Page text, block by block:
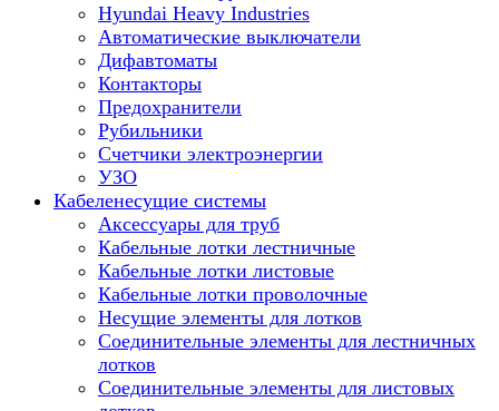
Hyundai Heavy Industries
Автоматические выключатели
Дифавтоматы
Контакторы
Предохранители
Рубильники
Счетчики электроэнергии
УЗО
Кабеленесущие системы
Аксессуары для труб
Кабельные лотки лестничные
Кабельные лотки листовые
Кабельные лотки проволочные
Несущие элементы для лотков
Соединительные элементы для лестничных
лотков
Соединительные элементы для листовых